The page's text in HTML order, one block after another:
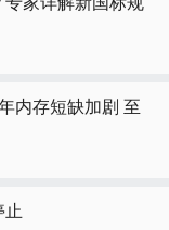
内存短缺加剧 至
止